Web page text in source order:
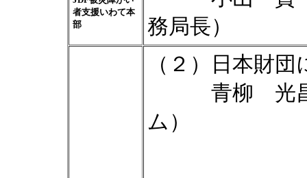
者支援いわて本
部
務局長）
（２）日本財
青柳 光昌
ム）